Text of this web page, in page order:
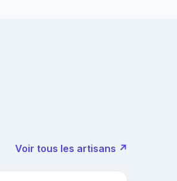
Voir tous les artisans ↗